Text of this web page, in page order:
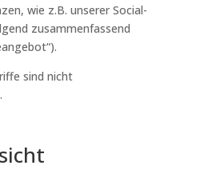
wie z.B. unserer Social-
zusammenfassend
sind nicht